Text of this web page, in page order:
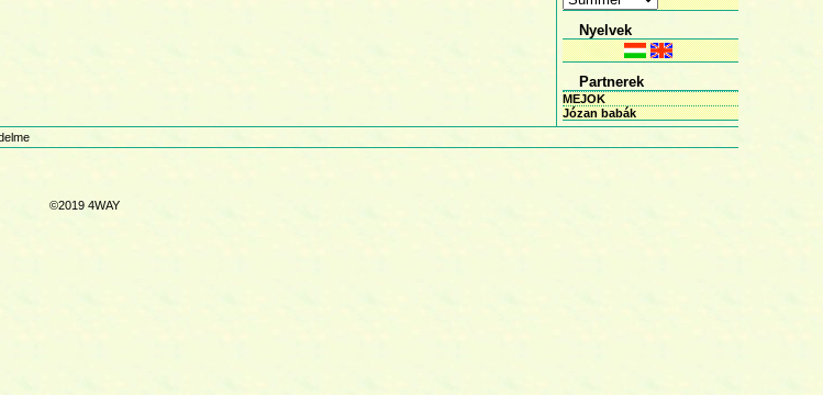
Nyelvek
Partnerek
MEJOK
Józan babák
©2019 4WAY